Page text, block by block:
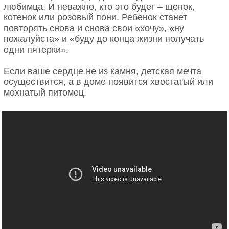
Ирландия
вздумайте дарить его жителю Ирландии. Согласно
епископом должен стать первый человек, который
утром ступит на порог церкви. Этим человеком
оказался Николай. В свою очередь, он рассказал
архиепископу, что ему тоже приснился странный
сон: Христос передал ему Святое Евангелие, а
Проснувшись, он решил пойти в церковь, чтобы
понять, в чем смысл этого сна.
кафедральном храме итальянского города Бар.
любимца. И неважно, кто это будет – щенок,
котенок или розовый пони. Ребенок станет
повторять снова и снова свои «хочу», «ну
пожалуйста» и «буду до конца жизни получать
одни пятерки».
Если ваше сердце не из камня, детская мечта
осуществится, а в доме появится хвостатый или
мохнатый питомец.